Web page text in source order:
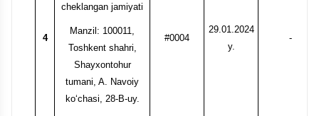
4
cheklangan jamiyati
Manzil: 100011,
Toshkent shahri,
Shayxontohur
tumani, A. Navoiy
ko‘chasi, 28-B-uy.
#0004
29.01.2024
y.
-